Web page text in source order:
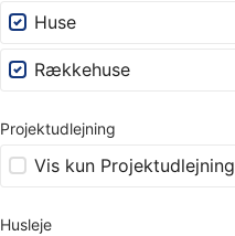
Huse
Rækkehuse
Projektudlejning
Vis kun Projektudlejning
Husleje